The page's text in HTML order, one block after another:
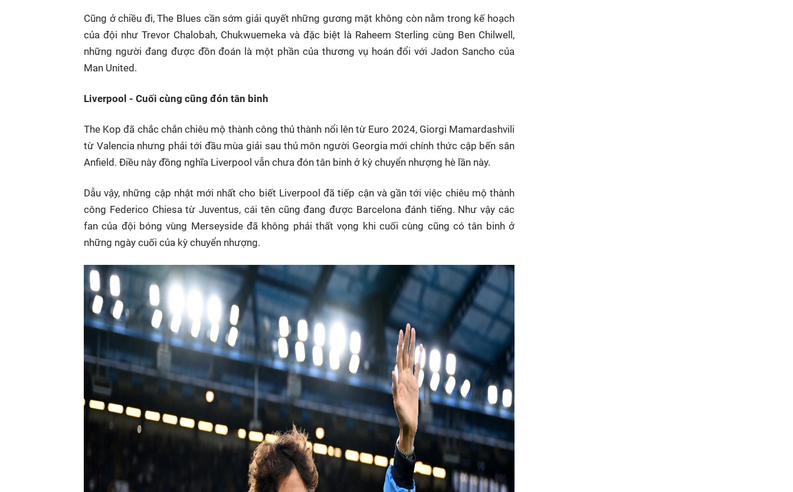
Cũng ở chiều đi, The Blues cần sớm giải quyết những gương mặt không còn nằm trong kế hoạch
của đội như Trevor Chalobah, Chukwuemeka và đặc biệt là Raheem Sterling cùng Ben Chilwell,
những người đang được đồn đoán là một phần của thương vụ hoán đổi với Jadon Sancho của
Man United.
Liverpool - Cuối cùng cũng đón tân binh
The Kop đã chắc chắn chiêu mộ thành công thủ thành nổi lên từ Euro 2024, Giorgi Mamardashvili
từ Valencia nhưng phải tới đầu mùa giải sau thủ môn người Georgia mới chính thức cập bến sân
Anfield. Điều này đồng nghĩa Liverpool vẫn chưa đón tân binh ở kỳ chuyển nhượng hè lần này.
Dẫu vậy, những cập nhật mới nhất cho biết Liverpool đã tiếp cận và gần tới việc chiêu mộ thành
công Federico Chiesa từ Juventus, cái tên cũng đang được Barcelona đánh tiếng. Như vậy các
fan của đội bóng vùng Merseyside đã không phải thất vọng khi cuối cùng cũng có tân binh ở
những ngày cuối của kỳ chuyển nhượng.